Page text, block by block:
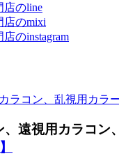
店のline
店のmixi
のinstagram
コン、乱視用カラ
遠視用カラコン